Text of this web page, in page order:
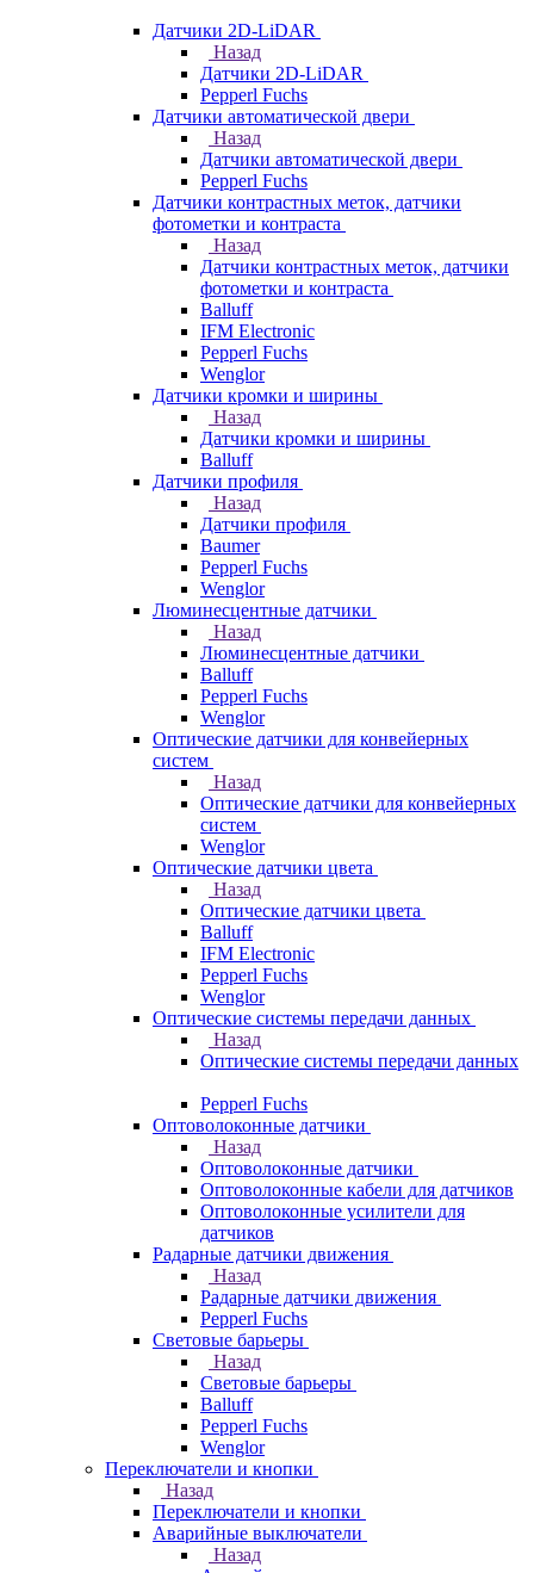
Датчики 2D-LiDAR
Назад
Датчики 2D-LiDAR
Pepperl Fuchs
Датчики автоматической двери
Назад
Датчики автоматической двери
Pepperl Fuchs
Датчики контрастных меток, датчики
фотометки и контраста
Назад
Датчики контрастных меток, датчики
фотометки и контраста
Balluff
IFM Electronic
Pepperl Fuchs
Wenglor
Датчики кромки и ширины
Назад
Датчики кромки и ширины
Balluff
Датчики профиля
Назад
Датчики профиля
Baumer
Pepperl Fuchs
Wenglor
Люминесцентные датчики
Назад
Люминесцентные датчики
Balluff
Pepperl Fuchs
Wenglor
Оптические датчики для конвейерных
систем
Назад
Оптические датчики для конвейерных
систем
Wenglor
Оптические датчики цвета
Назад
Оптические датчики цвета
Balluff
IFM Electronic
Pepperl Fuchs
Wenglor
Оптические системы передачи данных
Назад
Оптические системы передачи данных
Pepperl Fuchs
Оптоволоконные датчики
Назад
Оптоволоконные датчики
Оптоволоконные кабели для датчиков
Оптоволоконные усилители для
датчиков
Радарные датчики движения
Назад
Радарные датчики движения
Pepperl Fuchs
Световые барьеры
Назад
Световые барьеры
Balluff
Pepperl Fuchs
Wenglor
Переключатели и кнопки
Назад
Переключатели и кнопки
Аварийные выключатели
Назад